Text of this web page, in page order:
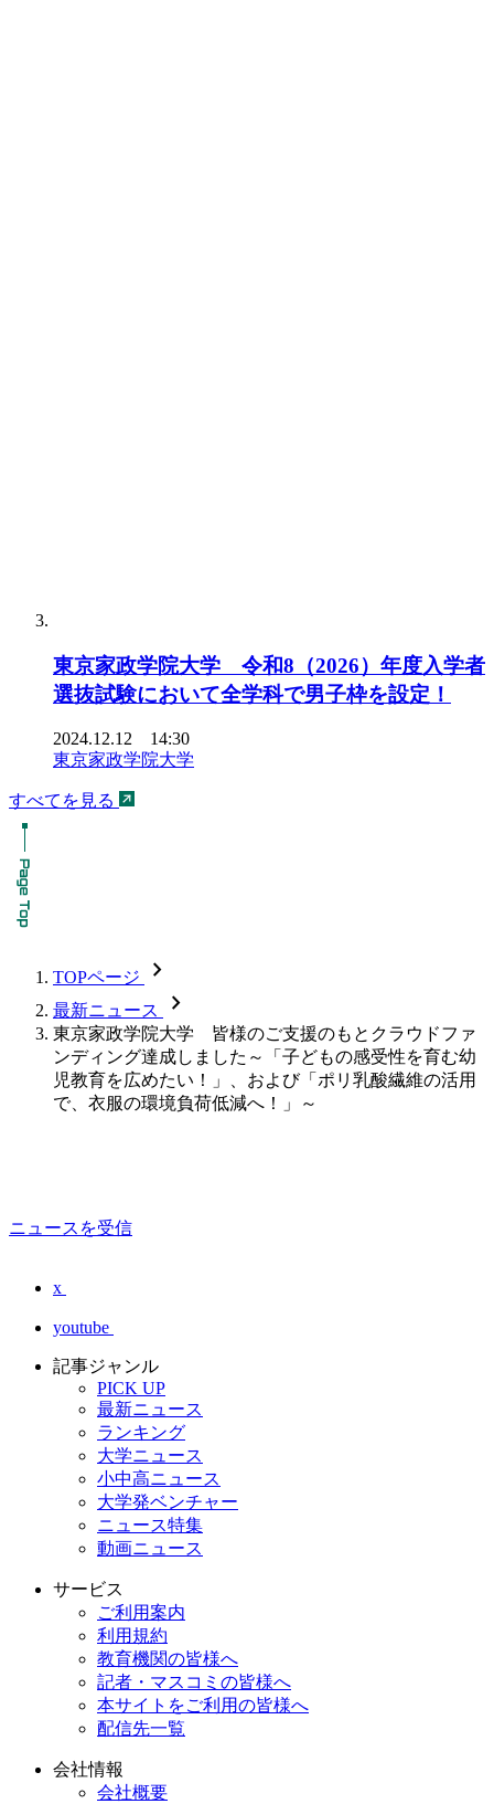
東京家政学院大学 令和8（2026）年度入学者
選抜試験において全学科で男子枠を設定！
2024.12.12 14:30
東京家政学院大学
すべてを見る
TOPページ chevron_forward
最新ニュース chevron_forward
東京家政学院大学 皆様のご支援のもとクラウドファ
ンディング達成しました～「子どもの感受性を育む幼
児教育を広めたい！」、および「ポリ乳酸繊維の活用
で、衣服の環境負荷低減へ！」～
ニュースを受信
x
youtube
記事ジャンル
PICK UP
最新ニュース
ランキング
大学ニュース
小中高ニュース
大学発ベンチャー
ニュース特集
動画ニュース
サービス
ご利用案内
利用規約
教育機関の皆様へ
記者・マスコミの皆様へ
本サイトをご利用の皆様へ
配信先一覧
会社情報
会社概要